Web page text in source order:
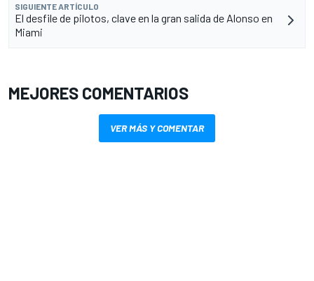
SIGUIENTE ARTÍCULO
El desfile de pilotos, clave en la gran salida de Alonso en
Miami
MEJORES COMENTARIOS
VER MÁS Y COMENTAR